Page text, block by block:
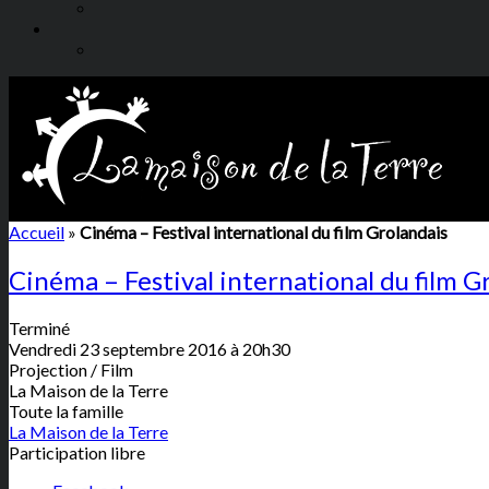
Accueil » Cinéma – Festival international du film Grolandais
Cinéma – Festival international du film
Terminé
Vendredi 23 septembre 2016 à 20h30
Projection / Film
La Maison de la Terre
Toute la famille
La Maison de la Terre
Participation libre